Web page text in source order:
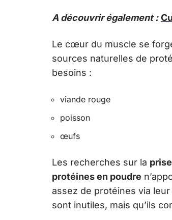
A découvrir également :
Le cœur du muscle se
sources naturelles de
besoins :
viande rouge
poisson
œufs
Les recherches sur la
protéines en poudre
assez de protéines via
sont inutiles, mais qu’ils